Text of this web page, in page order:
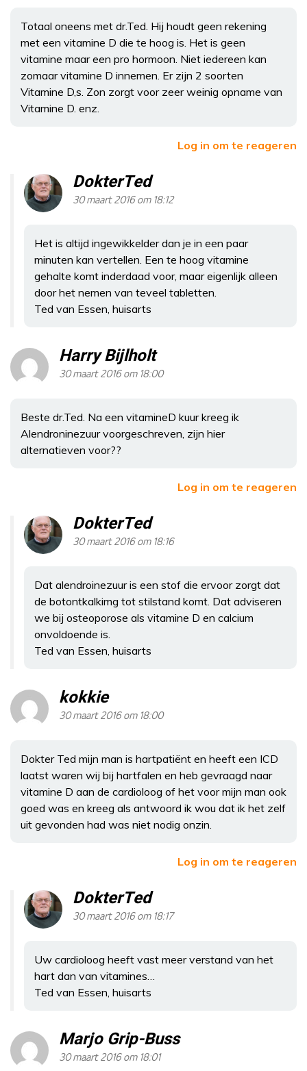
Totaal oneens met dr.Ted. Hij houdt geen rekening
met een vitamine D die te hoog is. Het is geen
vitamine maar een pro hormoon. Niet iedereen kan
zomaar vitamine D innemen. Er zijn 2 soorten
Vitamine D,s. Zon zorgt voor zeer weinig opname van
Vitamine D. enz.
Log in om te reageren
DokterTed
30 maart 2016 om 18:12
Het is altijd ingewikkelder dan je in een paar
minuten kan vertellen. Een te hoog vitamine
gehalte komt inderdaad voor, maar eigenlijk alleen
door het nemen van teveel tabletten.
Ted van Essen, huisarts
Harry Bijlholt
30 maart 2016 om 18:00
Beste dr.Ted. Na een vitamineD kuur kreeg ik
Alendroninezuur voorgeschreven, zijn hier
alternatieven voor??
Log in om te reageren
DokterTed
30 maart 2016 om 18:16
Dat alendroinezuur is een stof die ervoor zorgt dat
de botontkalkimg tot stilstand komt. Dat adviseren
we bij osteoporose als vitamine D en calcium
onvoldoende is.
Ted van Essen, huisarts
kokkie
30 maart 2016 om 18:00
Dokter Ted mijn man is hartpatiënt en heeft een ICD
laatst waren wij bij hartfalen en heb gevraagd naar
vitamine D aan de cardioloog of het voor mijn man ook
goed was en kreeg als antwoord ik wou dat ik het zelf
uit gevonden had was niet nodig onzin.
Log in om te reageren
DokterTed
30 maart 2016 om 18:17
Uw cardioloog heeft vast meer verstand van het
hart dan van vitamines…
Ted van Essen, huisarts
Marjo Grip-Buss
30 maart 2016 om 18:01